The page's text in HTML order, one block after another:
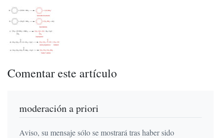
Comentar este artículo
moderación a priori
Aviso, su mensaje sólo se mostrará tras haber sido